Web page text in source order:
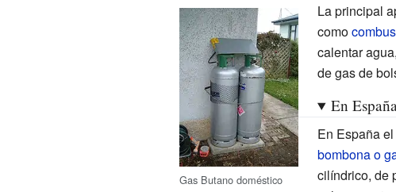
Gas Butano doméstico
La principal
como
calentar
de gas de
En
En España
bombona o
cilíndrico, de